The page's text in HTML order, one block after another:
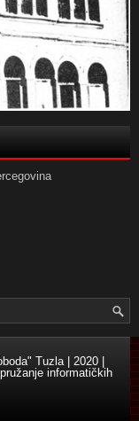
Tuzla | 2020 |
informatičkih